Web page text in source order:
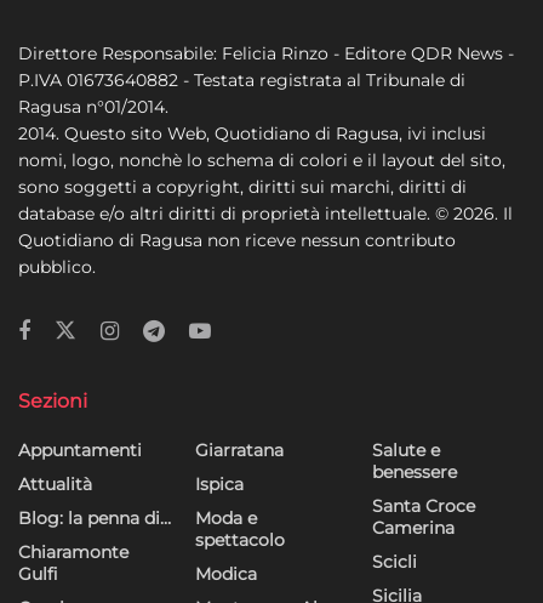
Direttore Responsabile: Felicia Rinzo - Editore QDR News -
P.IVA 01673640882 - Testata registrata al Tribunale di
Ragusa n°01/2014.
2014. Questo sito Web, Quotidiano di Ragusa, ivi inclusi
nomi, logo, nonchè lo schema di colori e il layout del sito,
sono soggetti a copyright, diritti sui marchi, diritti di
database e/o altri diritti di proprietà intellettuale. © 2026. Il
Quotidiano di Ragusa non riceve nessun contributo
pubblico.
Sezioni
Appuntamenti
Attualità
Blog: la penna di…
Chiaramonte
Gulfi
Giarratana
Ispica
Moda e
spettacolo
Modica
Salute e
benessere
Santa Croce
Camerina
Scicli
Sicilia